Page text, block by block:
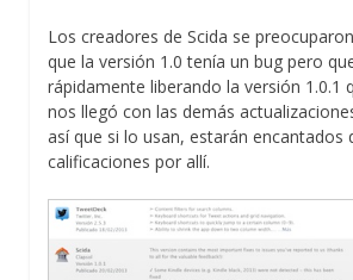
Los creadores de Scida se
que la versión 1.0 tenía un bug pero
rápidamente liberando la versión 1.0.1
nos llegó con las demás
así que si lo usan, estarán encantados
calificaciones por allí.